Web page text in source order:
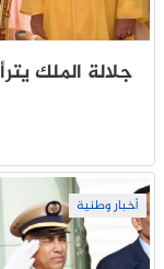
جلالة الملك
أخبار وطنية